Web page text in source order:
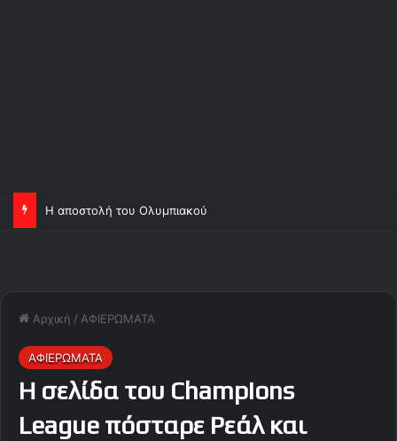
Η αποστολή του Ολυμπιακού
Αρχική / ΑΦΙΕΡΩΜΑΤΑ
ΑΦΙΕΡΩΜΑΤΑ
Η σελίδα του Champions
League πόσταρε Ρεάλ και